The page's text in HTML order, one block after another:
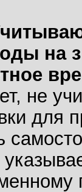
на
не
для